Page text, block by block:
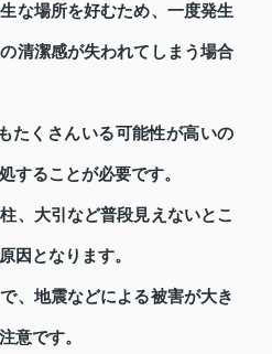
な場所を好むため、一度発生
清潔感が失われてしまう場合
たくさんいる可能性が高いの
することが必要です。
、大引など普段見えないとこ
因となります。
、地震などによる被害が大き
意です。